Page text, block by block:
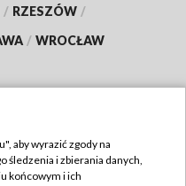
/ RZESZÓW /
/ WROCŁAW
aby wyrazić zgody na
śledzenia i zbierania danych,
końcowym i ich